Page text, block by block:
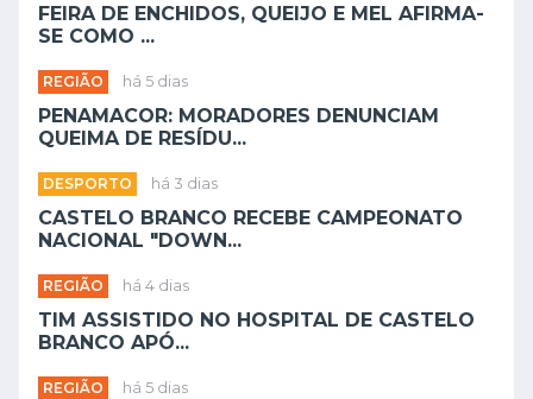
FEIRA DE ENCHIDOS, QUEIJO E MEL AFIRMA-
SE COMO ...
REGIÃO há 5 dias
PENAMACOR: MORADORES DENUNCIAM
QUEIMA DE RESÍDU...
DESPORTO há 3 dias
CASTELO BRANCO RECEBE CAMPEONATO
NACIONAL "DOWN...
REGIÃO há 4 dias
TIM ASSISTIDO NO HOSPITAL DE CASTELO
BRANCO APÓ...
REGIÃO há 5 dias